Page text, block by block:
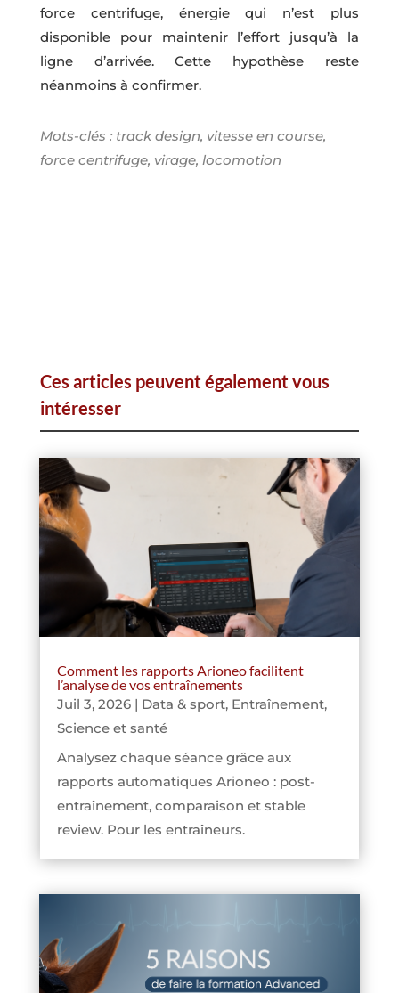
force centrifuge, énergie qui n’est plus
disponible pour maintenir l’effort jusqu’à la
ligne d’arrivée. Cette hypothèse reste
néanmoins à confirmer.
Mots-clés : track design, vitesse en course,
force centrifuge, virage, locomotion
Ces articles peuvent également vous
intéresser
Comment les rapports Arioneo facilitent
l’analyse de vos entraînements
Juil 3, 2026| Data & sport, Entraînement,
Science et santé
Analysez chaque séance grâce aux
rapports automatiques Arioneo : post-
entraînement, comparaison et stable
review. Pour les entraîneurs.